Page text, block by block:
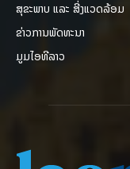
ສຸຂະພາບ ແລະ ສີ່ງແວດລ້ອມ
ຂ່າວການພັດທະນາ
ມູມໄອທີລາວ